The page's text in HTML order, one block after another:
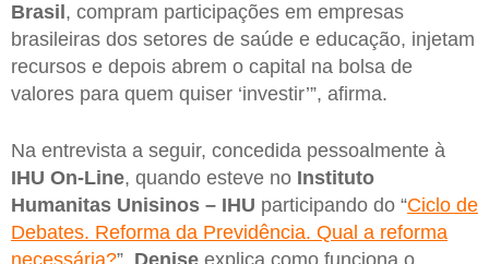
Brasil , compram participações em empresas
brasileiras dos setores de saúde e educação, injetam
recursos e depois abrem o capital na bolsa de
valores para quem quiser ‘investir’”, afirma.
Na entrevista a seguir, concedida pessoalmente à
IHU On-Line, quando esteve no Instituto
Humanitas Unisinos – IHU participando do “Ciclo de
Debates. Reforma da Previdência. Qual a reforma
necessária?”, Denise explica como funciona o